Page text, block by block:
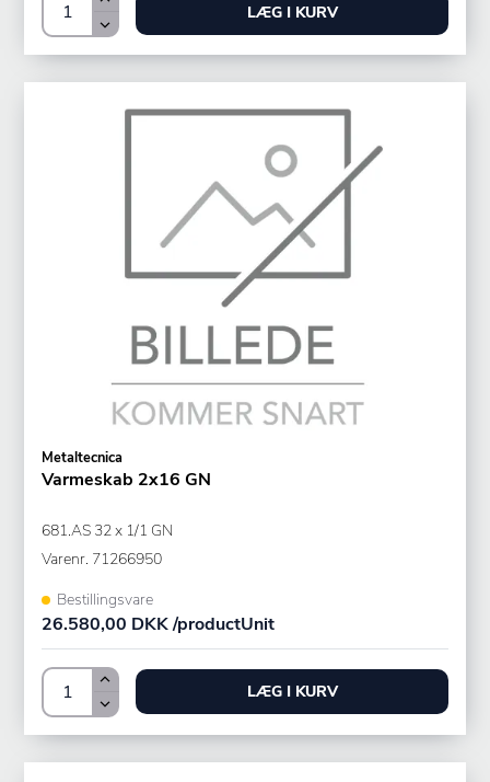
LÆG I KURV
Metaltecnica
Varmeskab 2x16 GN
681.AS 32 x 1/1 GN
Varenr. 71266950
Bestillingsvare
26.580,00 DKK /productUnit
LÆG I KURV